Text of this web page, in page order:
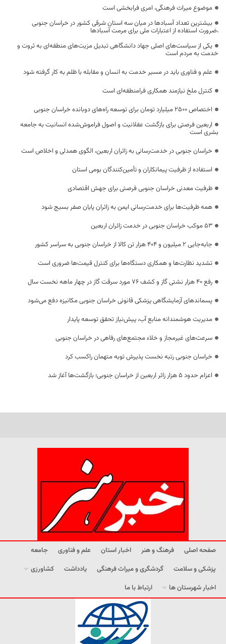
موضوع میراث فرهنگی، امری فرابخشی است
بیشترین تعداد آسبادها در میان سه استان شرقی کشور در خراسان جنوبی
،ضرورت استفاده از اعتبارات ملی برای مرمت آسبادها
یکی از سیاست‌های اصلی جهاد دانشگاهی تبدیل مزیت‌های منطقه‌ای به ثروت و
خدمت به مردم است
علم و فناوری باید در مسیر خدمت به انسان و مقابله با ظلم به کار گرفته شود
کنترل ملخ نیازمند همکاری فرامنطقه‌ای است
اختصاص 2500 میلیارد تومان برای توسعه راه‌های دوبانده خراسان جنوبی
اربعین فرصتی برای بازگشت عقلانیت و اصول فراموش‌شده انسانیت به جامعه
بشری است
خراسان جنوبی در خدمت‌رسانی به زائران اربعین، الگوی همدلی و اخلاص است
استفاده از ظرفیت پیمانکاران و تأمین‌کنندگان بومی استان
ظرفیت معدنی خراسان جنوبی فرصتی برای جهش اقتصادی
همه ظرفیت‌ها برای خدمت‌رسانی ایمن به زائران پایان صفر بسیج شود
53 موکب خراسان جنوبی در خدمت زائران اربعین
جابه‌جایی 2 میلیون و 404 هزار تن کالا از خراسان جنوبی به سراسر کشور
تشدید نظارت‌ها و همکاری دستگاه‌ها برای کنترل قیمت‌ها ضروری است
رفع 40 هزار نشتی گاز و کشف 76 مورد سرقت گاز در چهار ماهه نخست سال
پسماندهای آزمایشگاهی پزشکی قانونی خراسان جنوبی مکانیزه دفع می‌شود
مدیریت هوشمندانه منابع آب، پیش‌نیاز تحقق توسعه پایدار
سرعت‌های غیرمجاز و خلاء مجتمع‌های رفاهی در خراسان جنوبی
خراسان جنوبی رتبه نخست پذیرش توبه متهمان راکسب کرد
اعزام حدود 5 هزار زائر اربعین از خراسان جنوبی؛ بازگشت‌ها آغاز شد
صفحه اصلی فرهنگ و هنر اخبار استان علم و فناوری
جامعه
پزشکی و سلامت
گردشگری و میراث فرهنگی یادداشت
کشاورزی
اخبار شهرستان ها
ارتباط با ما